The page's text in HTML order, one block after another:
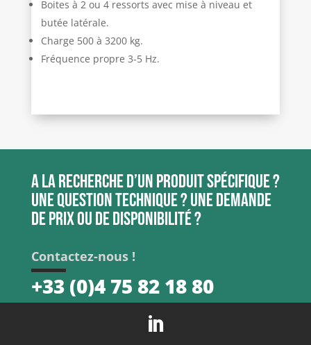
Boites à 2 ou 4 ressorts avec mise à niveau et
butée latérale.
Charge 500 à 3200 kg.
Fréquence propre 3-5 Hz.
A la recherche d’un produit spécifique ?
Une question technique ? Une demande
de prix ou de disponibilité ?
Contactez-nous !
+33 (0)4 75 82 18 80
